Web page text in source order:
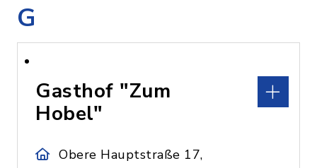
G
Gasthof "Zum
Hobel"
Obere Hauptstraße 17,